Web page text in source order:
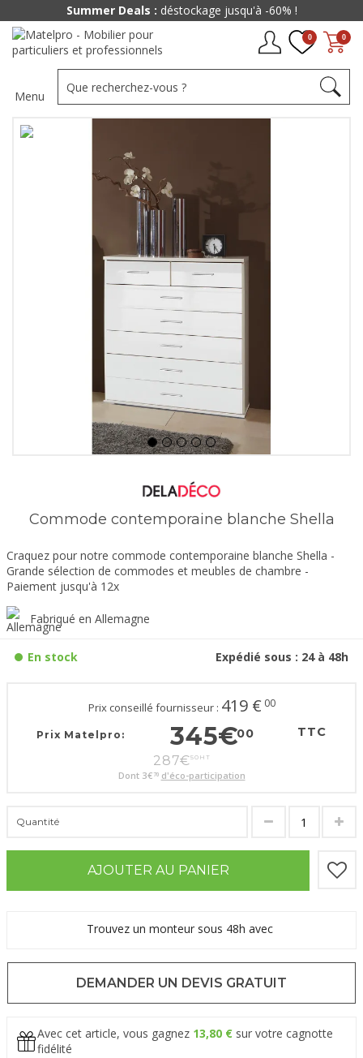
0
0
Menu
Commode contemporaine blanche Shella
Craquez pour notre commode contemporaine blanche Shella -
Grande sélection de commodes et meubles de chambre -
Paiement jusqu'à 12x
Fabriqué en Allemagne
En stock Expédié sous : 24 à 48h
Prix conseillé fournisseur : 419 € 00
Prix Matelpro: 345€00 TTC
287€50 HT
Dont 3€ 70 d'éco-participation
Quantité
AJOUTER AU PANIER
Trouvez un monteur sous 48h avec
DEMANDER UN DEVIS GRATUIT
Avec cet article, vous gagnez 13,80 € sur votre cagnotte
fidélité
Summer Deals : déstockage jusqu'à -60% !